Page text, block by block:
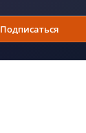
Подписаться